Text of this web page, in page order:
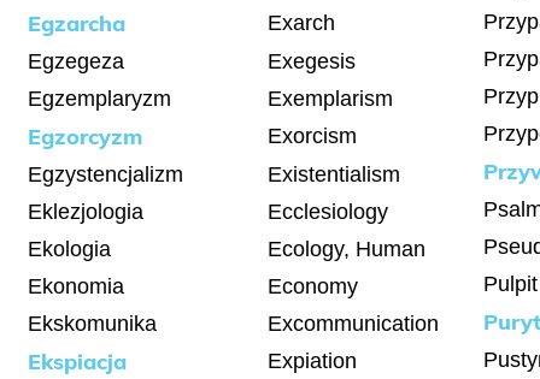
Egzarcha
Exarch
Egzegeza
Exegesis
Egzemplaryzm
Exemplarism
Egzorcyzm
Exorcism
Egzystencjalizm
Existentialism
Eklezjologia
Ecclesiology
Ekologia
Ecology, Human
Ekonomia
Economy
Ekskomunika
Excommunication
Ekspiacja
Expiation
Pulpit